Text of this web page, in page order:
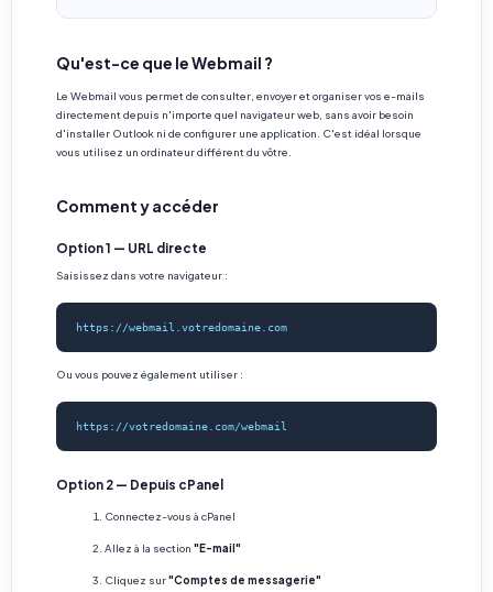
Qu'est-ce que le Webmail ?
Le Webmail vous permet de consulter, envoyer et organiser vos e-mails
directement depuis n'importe quel navigateur web, sans avoir besoin
d'installer Outlook ni de configurer une application. C'est idéal lorsque
vous utilisez un ordinateur différent du vôtre.
Comment y accéder
Option 1 — URL directe
Saisissez dans votre navigateur :
https://webmail.votredomaine.com
Ou vous pouvez également utiliser :
https://votredomaine.com/webmail
Option 2 — Depuis cPanel
Connectez-vous à cPanel
Allez à la section "E-mail"
Cliquez sur"Comptes de messagerie"